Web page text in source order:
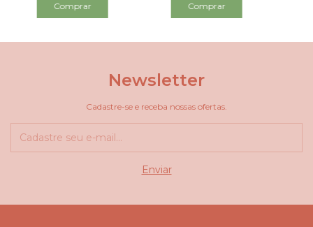
Newsletter
Cadastre-se e receba nossas ofertas.